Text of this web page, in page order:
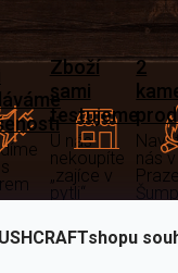
Zboží
sami
testujeme
U nás
nekoupíte
„zajíce v
pytli“
2
nás v
skvělé výhody